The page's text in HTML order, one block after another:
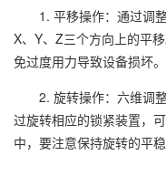
1. 平移操作：通过调整
X、Y、Z三个方向上的平
免过度用力导致设备损坏。
2. 旋转操作：六维调整
过旋转相应的锁紧装置，
中，要注意保持旋转的平稳